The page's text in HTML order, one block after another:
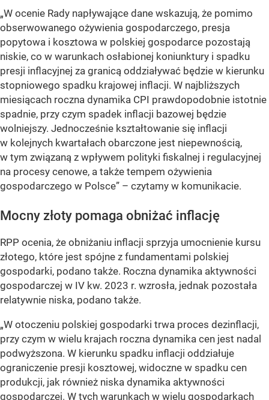
„W ocenie Rady napływające dane wskazują, że pomimo
obserwowanego ożywienia gospodarczego, presja
popytowa i kosztowa w polskiej gospodarce pozostają
niskie, co w warunkach osłabionej koniunktury i spadku
presji inflacyjnej za granicą oddziaływać będzie w kierunku
stopniowego spadku krajowej inflacji. W najbliższych
miesiącach roczna dynamika CPI prawdopodobnie istotnie
spadnie, przy czym spadek inflacji bazowej będzie
wolniejszy. Jednocześnie kształtowanie się inflacji
w kolejnych kwartałach obarczone jest niepewnością,
w tym związaną z wpływem polityki fiskalnej i regulacyjnej
na procesy cenowe, a także tempem ożywienia
gospodarczego w Polsce” – czytamy w komunikacie.
Mocny złoty pomaga obniżać inflację
RPP ocenia, że obniżaniu inflacji sprzyja umocnienie kursu
złotego, które jest spójne z fundamentami polskiej
gospodarki, podano także. Roczna dynamika aktywności
gospodarczej w IV kw. 2023 r. wzrosła, jednak pozostała
relatywnie niska, podano także.
„W otoczeniu polskiej gospodarki trwa proces dezinflacji,
przy czym w wielu krajach roczna dynamika cen jest nadal
podwyższona. W kierunku spadku inflacji oddziałuje
ograniczenie presji kosztowej, widoczne w spadku cen
produkcji, jak również niska dynamika aktywności
gospodarczej. W tych warunkach w wielu gospodarkach